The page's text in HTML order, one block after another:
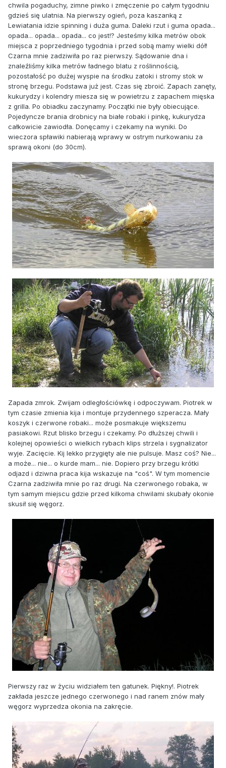
chwila pogaduchy, zimne piwko i zmęczenie po całym tygodniu
gdzieś się ulatnia. Na pierwszy ogień, poza kaszanką z
Lewiatania idzie spinning i duża guma. Daleki rzut i guma opada...
opada... opada... opada... co jest!? Jesteśmy kilka metrów obok
miejsca z poprzedniego tygodnia i przed sobą mamy wielki dół!
Czarna mnie zadziwiła po raz pierwszy. Sądowanie dna i
znaleźliśmy kilka metrów ładnego blatu z roślinnością,
pozostałość po dużej wyspie na środku zatoki i stromy stok w
stronę brzegu. Podstawa już jest. Czas się zbroić. Zapach zanęty,
kukurydzy i kolendry miesza się w powietrzu z zapachem mięska
z grilla. Po obiadku zaczynamy. Początki nie były obiecujące.
Pojedyncze brania drobnicy na białe robaki i pinkę, kukurydza
całkowicie zawiodła. Donęcamy i czekamy na wyniki. Do
wieczora spławiki nabierają wprawy w ostrym nurkowaniu za
sprawą okoni (do 30cm).
Zapada zmrok. Zwijam odległościówkę i odpoczywam. Piotrek w
tym czasie zmienia kija i montuje przydennego szperacza. Mały
koszyk i czerwone robaki... może posmakuje większemu
pasiakowi. Rzut blisko brzegu i czekamy. Po dłuższej chwili i
kolejnej opowieści o wielkich rybach klips strzela i sygnalizator
wyje. Zacięcie. Kij lekko przygięty ale nie pulsuje. Masz coś? Nie...
a może... nie... o kurde mam... nie. Dopiero przy brzegu krótki
odjazd i dziwna praca kija wskazuje na "coś". W tym momencie
Czarna zadziwiła mnie po raz drugi. Na czerwonego robaka, w
tym samym miejscu gdzie przed kilkoma chwilami skubały okonie
skusił się węgorz.
Pierwszy raz w życiu widziałem ten gatunek. Piękny!. Piotrek
zakłada jeszcze jednego czerwonego i nad ranem znów mały
węgorz wyprzedza okonia na zakręcie.